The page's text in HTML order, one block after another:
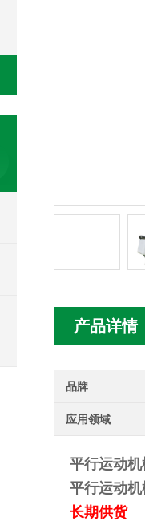
产品详情
品牌
应用领域
平行运动
平行运动
长期供货